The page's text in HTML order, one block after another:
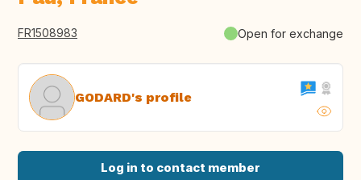
FR1508983 Open for exchange
GODARD's profile
Log in to contact member